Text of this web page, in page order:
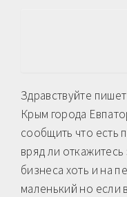
Здравствуйте
Крым города
сообщить что есть
вряд ли
бизнеса хоть и на
маленький но если